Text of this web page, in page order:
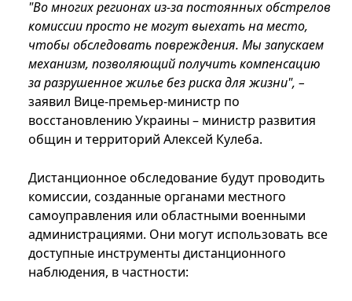
"Во многих регионах из-за постоянных обстрелов
комиссии просто не могут выехать на место,
чтобы обследовать повреждения. Мы запускаем
механизм, позволяющий получить компенсацию
за разрушенное жилье без риска для жизни", –
заявил Вице-премьер-министр по
восстановлению Украины – министр развития
общин и территорий Алексей Кулеба.
Дистанционное обследование будут проводить
комиссии, созданные органами местного
самоуправления или областными военными
администрациями. Они могут использовать все
доступные инструменты дистанционного
наблюдения, в частности: